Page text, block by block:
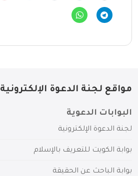
مواقع لجنة الدعوة الإلكترونية
البوابات الدعوية
لجنة الدعوة الإلكترونية
بوابة الكويت للتعريف بالإسلام
بوابة الباحث عن الحقيقة